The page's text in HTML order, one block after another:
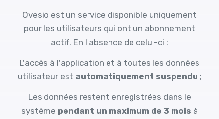
Ovesio est un service disponible uniquement
pour les utilisateurs qui ont un abonnement
actif. En l'absence de celui-ci :
L'accès à l'application et à toutes les données
utilisateur est automatiquement suspendu ;
Les données restent enregistrées dans le
système pendant un maximum de 3 mois à